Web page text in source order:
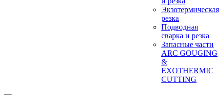
Экзотермическая
резка
Подводная
сварка и резка
Запасные части
ARC GOUGING
&
EXOTHERMIC
CUTTING